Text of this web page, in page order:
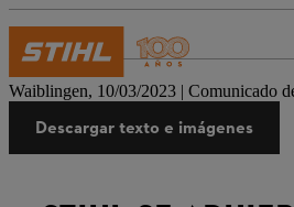
Prensa
Waiblingen, 10/03/2023 | Comunicado
Descargar texto e imágenes